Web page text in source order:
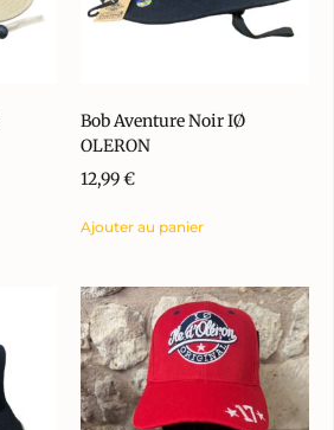
Bob Aventure Noir IØ
OLERON
12,99€
Ajouter au panier